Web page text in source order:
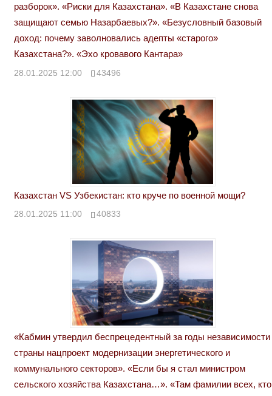
разборок». «Риски для Казахстана». «В Казахстане снова
защищают семью Назарбаевых?». «Безусловный базовый
доход: почему заволновались адепты «старого»
Казахстана?». «Эхо кровавого Кантара»
28.01.2025 12:00 43496
Казахстан VS Узбекистан: кто круче по военной мощи?
28.01.2025 11:00 40833
«Кабмин утвердил беспрецедентный за годы независимости
страны нацпроект модернизации энергетического и
коммунального секторов». «Если бы я стал министром
сельского хозяйства Казахстана…». «Там фамилии всех, кто